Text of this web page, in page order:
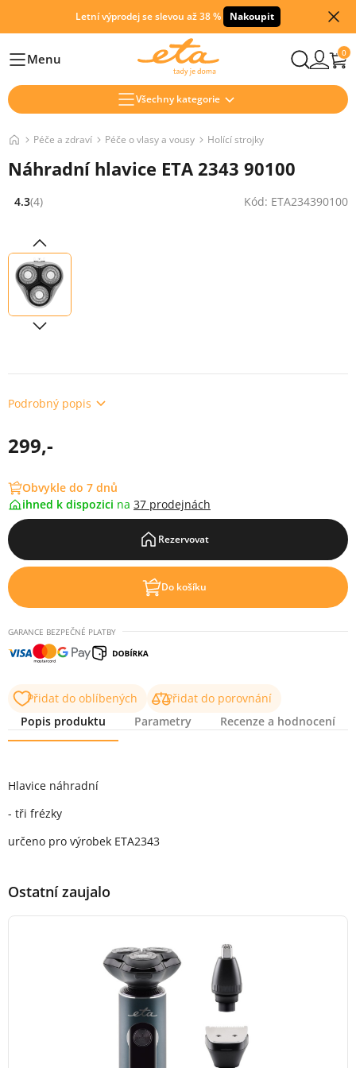
Letní výprodej se slevou až 38 % Nakoupit
HlavníMenu 0
Všechny kategorie
Péče a zdraví Péče o vlasy a vousy Holící strojky
Náhradní hlavice ETA 2343 90100
Hodnocení: 4.3 z 5 (4 recenzí)
4.3(4) Kód: ETA234390100
Podrobný popis
299,-
Obvykle do 7 dnů
ihned k dispozici na 37 prodejnách
Rezervovat
Do košíku
GARANCE BEZPEČNÉ PLATBY
Přidat do oblíbených
Přidat do porovnání
Popis produktu
Parametry Recenze a hodnocení
Hlavice náhradní
- tři frézky
určeno pro výrobek ETA2343
Ostatní zaujalo